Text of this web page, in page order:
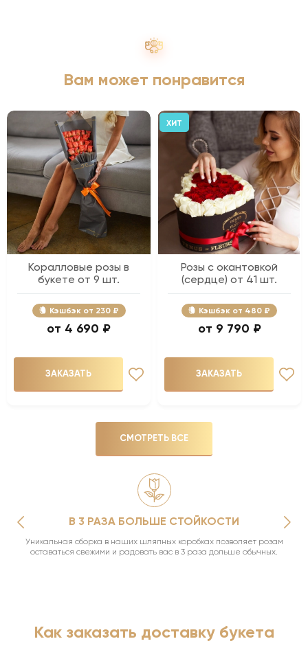
Вам может понравится
Коралловые розы в
букете от 9 шт.
Кэшбэк 230 ₽
4 690 ₽
ЗАКАЗАТЬ
ХИТ
Розы с окантовкой
(сердце) от 41 шт.
Кэшбэк 480 ₽
9 790 ₽
ЗАКАЗАТЬ
СМОТРЕТЬ ВСЕ
В 3 РАЗА БОЛЬШЕ СТОЙКОСТИ
Уникальная сборка в наших шляпных коробках позволяет розам
оставаться свежими и радовать вас в 3 раза дольше обычных.
Как заказать доставку букета